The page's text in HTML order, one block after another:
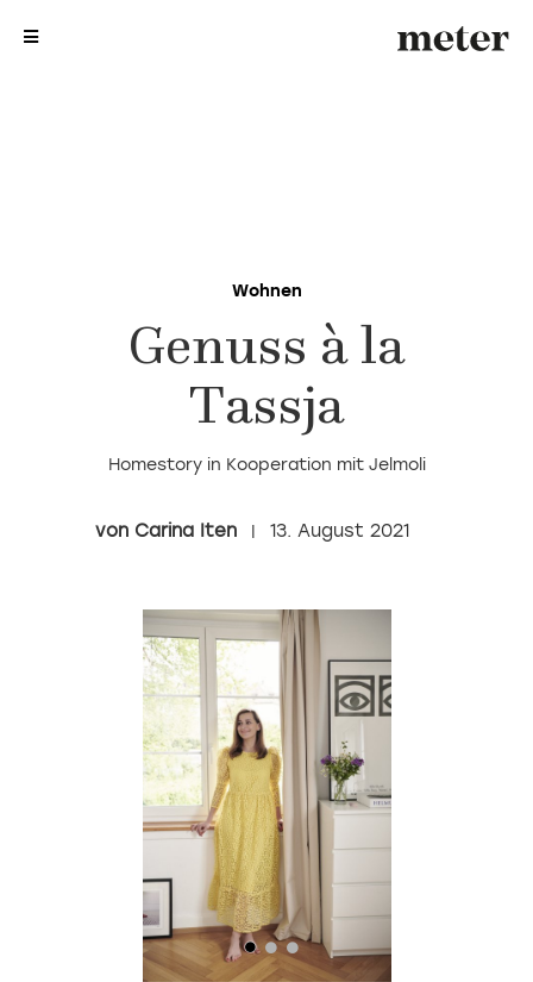
Wohnen
Genuss à la
Tassja
Homestory in Kooperation mit Jelmoli
Carina Iten 13. August 2021